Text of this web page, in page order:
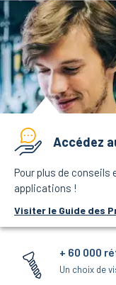
Accédez
Pour plus de conseils
applications !
Visiter le Guide des
+ 60 000
Un choix de